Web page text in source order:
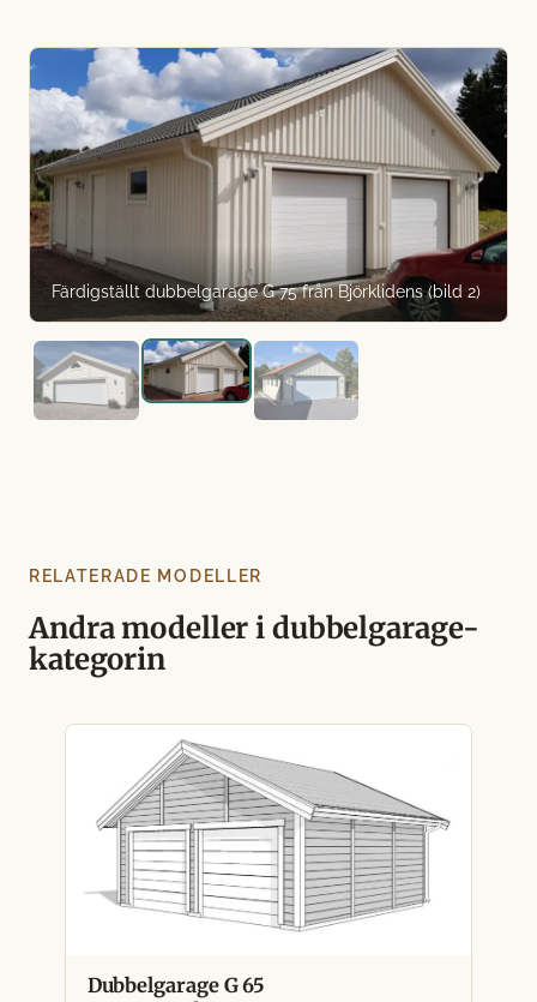
Färdigställt dubbelgarage G 75 från Björklidens (bild 2)
RELATERADE MODELLER
Andra modeller i dubbelgarage-
kategorin
Dubbelgarage G 65